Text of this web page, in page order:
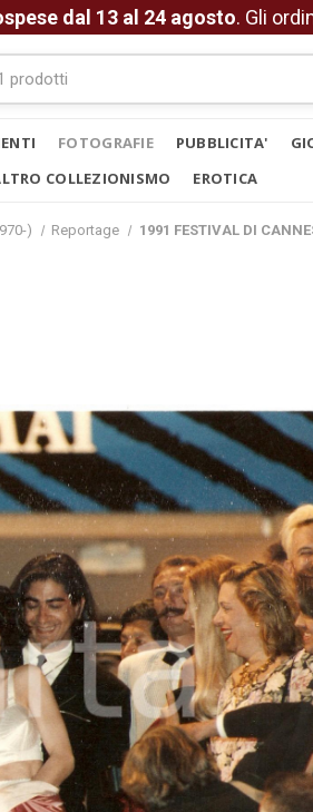
dal 13 al 24 agosto. Gli
FOTOGRAFIE PUBBLICITA'
COLLEZIONISMO EROTICA
) Reportage 1991 FESTIVAL DI